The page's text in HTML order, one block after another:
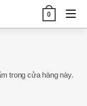
0
trong cửa hàng này.